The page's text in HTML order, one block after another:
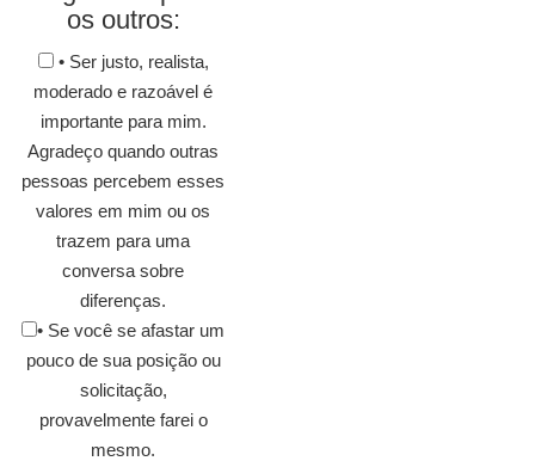
os outros:
• Ser justo, realista,
moderado e razoável é
importante para mim.
Agradeço quando outras
pessoas percebem esses
valores em mim ou os
trazem para uma
conversa sobre
diferenças.
• Se você se afastar um
pouco de sua posição ou
solicitação,
provavelmente farei o
mesmo.